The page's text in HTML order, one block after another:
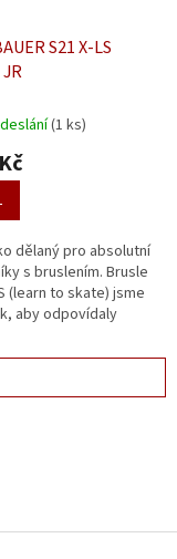
S21 X-LS
(1 ks)
dělaný pro absolutní
s bruslením. Brusle
(learn to skate) jsme
aby odpovídaly
první kroky...